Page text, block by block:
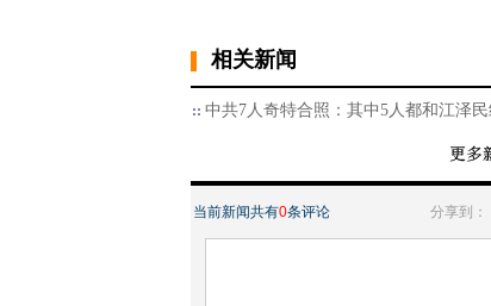
相关新闻
中共7人奇特合照：其中5人都和江泽
当前新闻共有0条评论 分享到：